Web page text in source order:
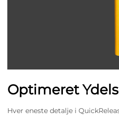
Optimeret
Hver eneste detalje i